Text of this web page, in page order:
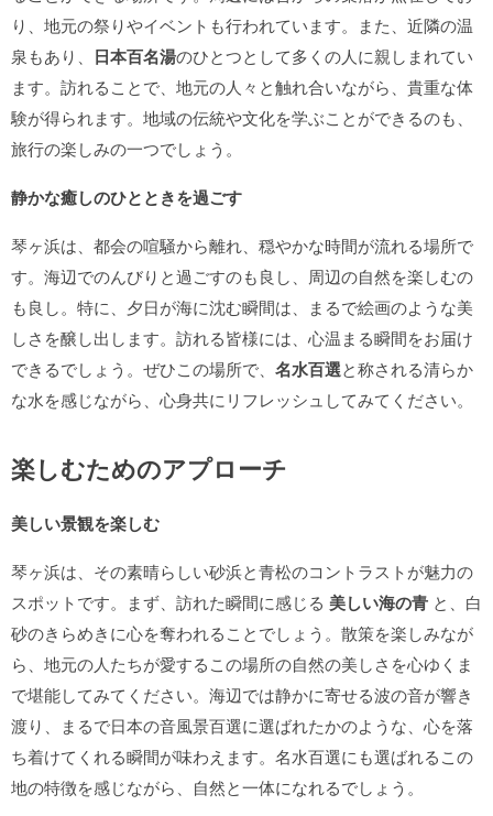
り、地元の祭りやイベントも行われています。また、近隣の温
泉もあり、 日本百名湯のひとつとして多くの人に親しまれてい
ます。訪れることで、地元の人々と触れ合いながら、貴重な体
験が得られます。地域の伝統や文化を学ぶことができるのも、
旅行の楽しみの一つでしょう。
静かな癒しのひとときを過ごす
琴ヶ浜は、都会の喧騒から離れ、穏やかな時間が流れる場所で
す。海辺でのんびりと過ごすのも良し、周辺の自然を楽しむの
も良し。特に、夕日が海に沈む瞬間は、まるで絵画のような美
しさを醸し出します。訪れる皆様には、心温まる瞬間をお届け
できるでしょう。ぜひこの場所で、 名水百選と称される清らか
な水を感じながら、心身共にリフレッシュしてみてください。
楽しむためのアプローチ
美しい景観を楽しむ
琴ヶ浜は、その素晴らしい砂浜と青松のコントラストが魅力の
スポットです。まず、訪れた瞬間に感じる 美しい海の青 と、白
砂のきらめきに心を奪われることでしょう。散策を楽しみなが
ら、地元の人たちが愛するこの場所の自然の美しさを心ゆくま
で堪能してみてください。海辺では静かに寄せる波の音が響き
渡り、まるで日本の音風景百選に選ばれたかのような、心を落
ち着けてくれる瞬間が味わえます。名水百選にも選ばれるこの
地の特徴を感じながら、自然と一体になれるでしょう。